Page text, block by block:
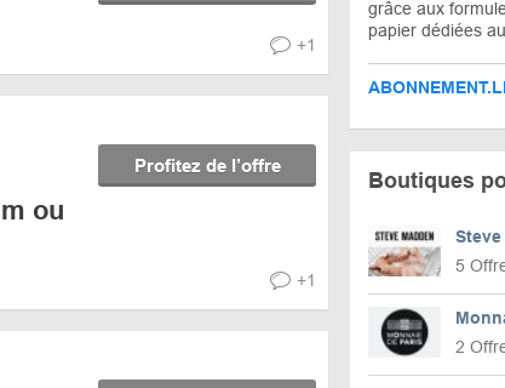
+1
ou
Profitez de l’offre
+1
grâce aux
papier dédiées
Boutiques
5
2